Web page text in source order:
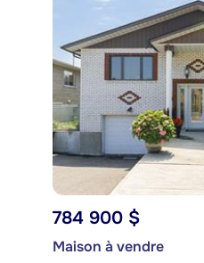
784 900 $
Maison à vendre